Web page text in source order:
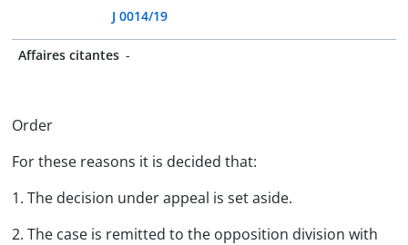
J 0014/19
Affaires citantes -
Order
For these reasons it is decided that:
1. The decision under appeal is set aside.
2. The case is remitted to the opposition division with